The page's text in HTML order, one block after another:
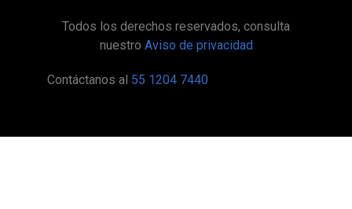
Todos los derechos reservados, consulta
nuestro Aviso de privacidad
Contáctanos al 55 1204 7440